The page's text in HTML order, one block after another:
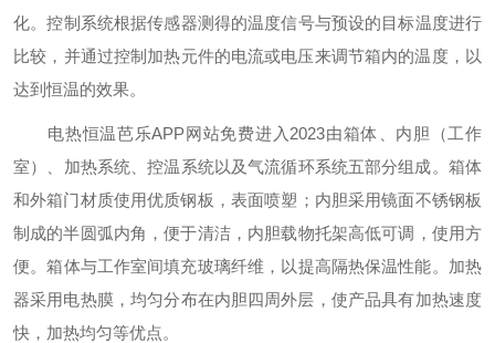
化。控制系统根据传感器测得的温度信号与预设的目标温度进行
比较，并通过控制加热元件的电流或电压来调节箱内的温度，以
达到恒温的效果。
电热恒温芭乐APP网站免费进入2023由箱体、内胆（工作
室）、加热系统、控温系统以及气流循环系统五部分组成。箱体
和外箱门材质使用优质钢板，表面喷塑；内胆采用镜面不锈钢板
制成的半圆弧内角，便于清洁，内胆载物托架高低可调，使用方
便。箱体与工作室间填充玻璃纤维，以提高隔热保温性能。加热
器采用电热膜，均匀分布在内胆四周外层，使产品具有加热速度
快，加热均匀等优点。